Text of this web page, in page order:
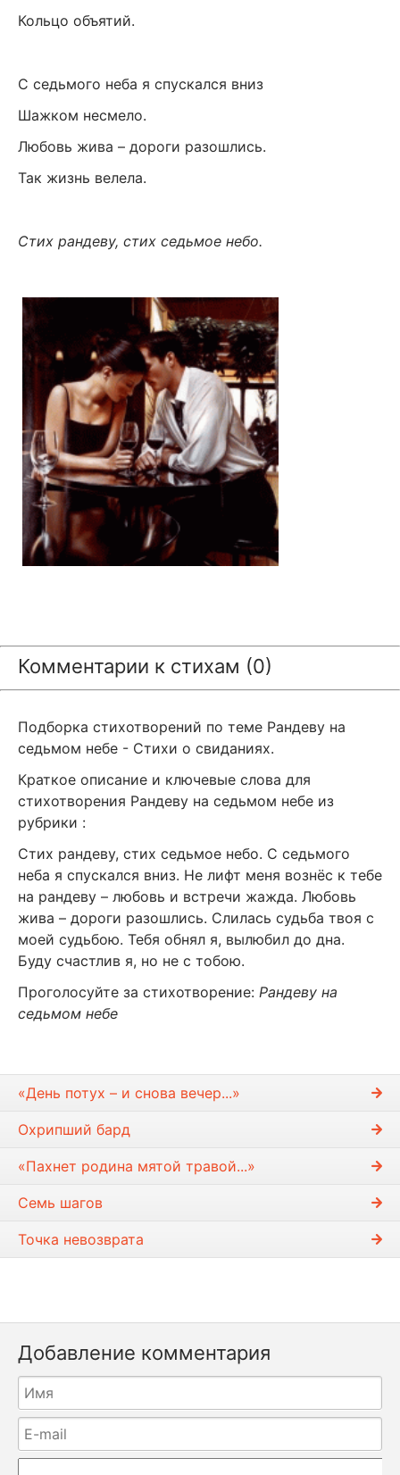
Кольцо объятий.
С седьмого неба я спускался вниз
Шажком несмело.
Любовь жива – дороги разошлись.
Так жизнь велела.
Стих рандеву, стих седьмое небо.
Комментарии к стихам (0)
Подборка стихотворений по теме Рандеву на
седьмом небе - Стихи о свиданиях.
Краткое описание и ключевые слова для
стихотворения Рандеву на седьмом небе из
рубрики :
Стих рандеву, стих седьмое небо. С седьмого
неба я спускался вниз. Не лифт меня вознёс к тебе
на рандеву – любовь и встречи жажда. Любовь
жива – дороги разошлись. Слилась судьба твоя с
моей судьбою. Тебя обнял я, вылюбил до дна.
Буду счастлив я, но не с тобою.
Проголосуйте за стихотворение: Рандеву на
седьмом небе
«День потух – и снова вечер...»
Охрипший бард
«Пахнет родина мятой травой...»
Семь шагов
Точка невозврата
Добавление комментария